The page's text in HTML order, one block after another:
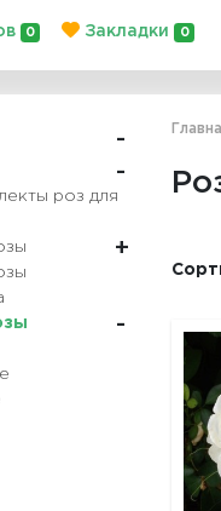
0 Закладки 0
роз для